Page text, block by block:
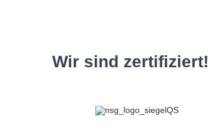
Wir sind zertifiziert!